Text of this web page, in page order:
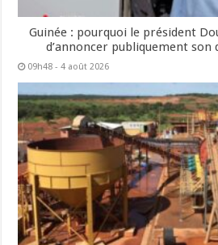
Guinée : pourquoi le président
d’annoncer publiquement son
09h48 - 4 août 2026